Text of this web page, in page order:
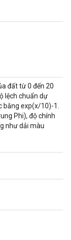
đất từ 0 đến 20
lệch chuẩn dự
bằng exp(x/10)-1.
Phi), độ chính
như dải màu